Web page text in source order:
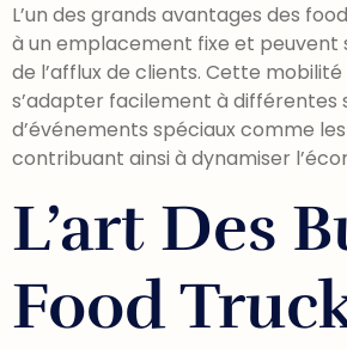
L’un des grands avantages des
à un emplacement fixe et peuvent
de l’afflux de clients. Cette
s’adapter facilement à différentes
d’événements spéciaux comme
contribuant ainsi à dynamiser
L’art Des
Food